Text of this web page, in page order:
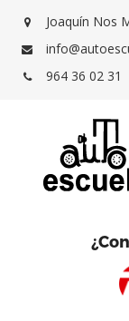
Joaquín Nos
964 36 02 31